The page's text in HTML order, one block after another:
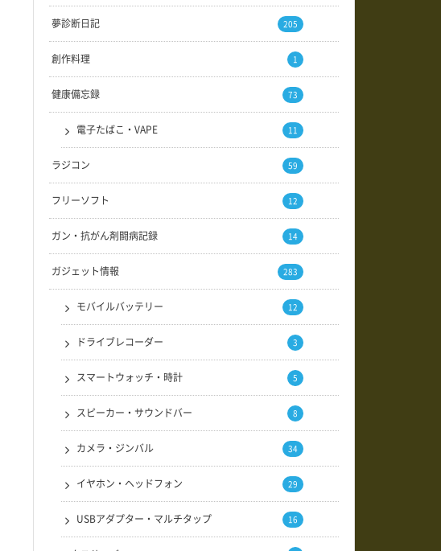
夢診断日記 205
創作料理 1
健康備忘録 73
電子たばこ・VAPE 11
ラジコン 59
フリーソフト 12
ガン・抗がん剤闘病記録 14
ガジェット情報 283
モバイルバッテリー 12
ドライブレコーダー 3
スマートウォッチ・時計 5
スピーカー・サウンドバー 8
カメラ・ジンバル 34
イヤホン・ヘッドフォン 29
USBアダプター・マルチタップ 16